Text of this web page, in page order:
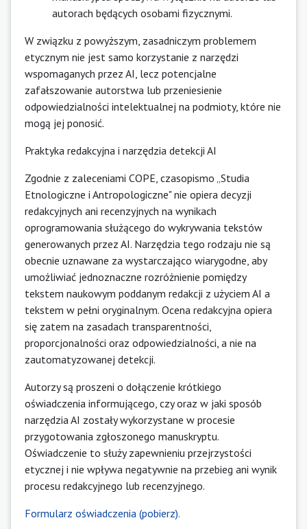
autorach będących osobami fizycznymi.
W związku z powyższym, zasadniczym problemem
etycznym nie jest samo korzystanie z narzędzi
wspomaganych przez AI, lecz potencjalne
zafałszowanie autorstwa lub przeniesienie
odpowiedzialności intelektualnej na podmioty, które nie
mogą jej ponosić.
Praktyka redakcyjna i narzędzia detekcji AI
Zgodnie z zaleceniami COPE, czasopismo „Studia
Etnologiczne i Antropologiczne" nie opiera decyzji
redakcyjnych ani recenzyjnych na wynikach
oprogramowania służącego do wykrywania tekstów
generowanych przez AI. Narzędzia tego rodzaju nie są
obecnie uznawane za wystarczająco wiarygodne, aby
umożliwiać jednoznaczne rozróżnienie pomiędzy
tekstem naukowym poddanym redakcji z użyciem AI a
tekstem w pełni oryginalnym. Ocena redakcyjna opiera
się zatem na zasadach transparentności,
proporcjonalności oraz odpowiedzialności, a nie na
zautomatyzowanej detekcji.
Autorzy są proszeni o dołączenie krótkiego
oświadczenia informującego, czy oraz w jaki sposób
narzędzia AI zostały wykorzystane w procesie
przygotowania zgłoszonego manuskryptu.
Oświadczenie to służy zapewnieniu przejrzystości
etycznej i nie wpływa negatywnie na przebieg ani wynik
procesu redakcyjnego lub recenzyjnego.
Formularz oświadczenia (pobierz).